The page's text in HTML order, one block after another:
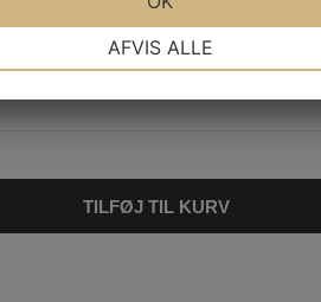
Husk - Vi bytter
levering/fragt,
TILFØJ TIL KURV
AFVIS ALLE